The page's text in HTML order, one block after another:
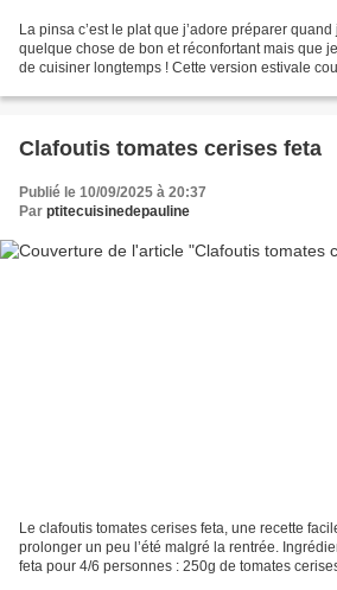
La pinsa c’est le plat que j’adore préparer
quelque chose de bon et réconfortant mais que
de cuisiner longtemps ! Cette version estivale
Clafoutis tomates cerises feta
Publié le 10/09/2025 à 20:37
Par ptitecuisinedepauline
Le clafoutis tomates cerises feta, une recette
prolonger un peu l’été malgré la rentrée.
feta pour 4/6 personnes : 250g de tomates